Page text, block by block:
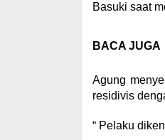
Basuki saat
BACA JUGA
Agung
residivis
“ Pelaku